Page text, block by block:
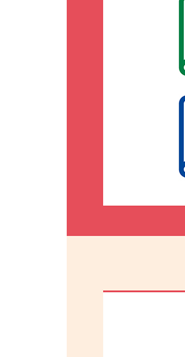
061 AVERAGE,
062 MIN, MINIFS 함수로 최
063 COUNTIF, COUNTIFS
064 UNIQUE, SUMIF,
065 CHOOSE, MID 함수로
066 LEFT, FIND,
067 DATE, LEFT, MID 함수
068 DATEDIF, EOMONTH
069 VLOOKUP,
070 IFERROR 함수로 오류
071 INDEX, MATCH 함수로
072 FILTER, SORT 배열 함
078 원형 차트 3차원 서식
079 이중 축 혼합(이중 축 콤
080 선버스트 차트로 사업